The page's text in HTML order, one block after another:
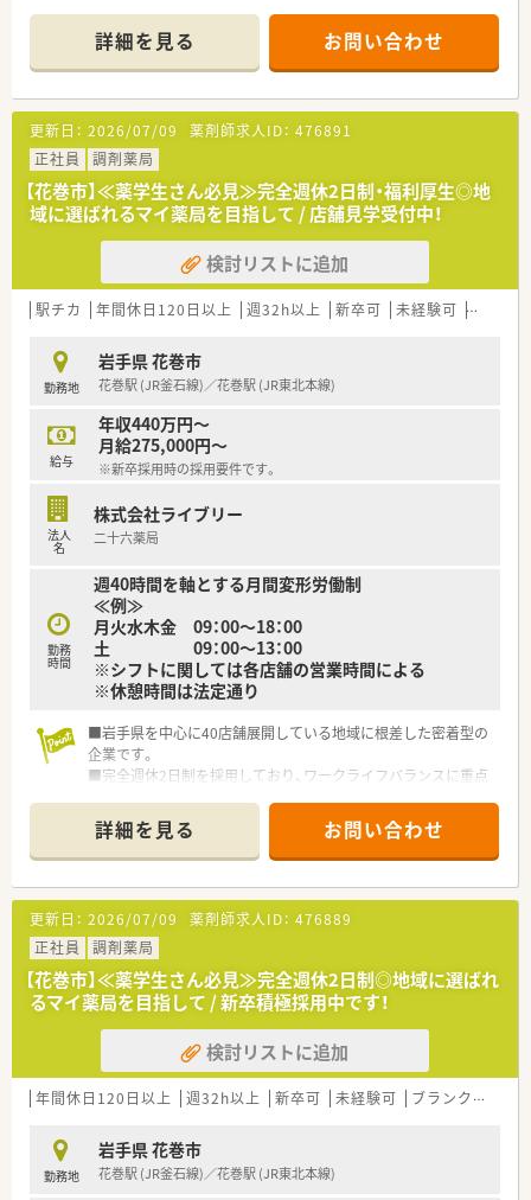
■新卒採用も積極的に行っており、若手も活躍できる環境は整っ
ております。
■教育制度は集合研修やEラーニングを活用しております。
詳細を見る お問い合わせ
更新日： 2026/07/09 薬剤師求人ID： 476891
正社員
調剤薬局
【花巻市】≪薬学生さん必見≫完全週休2日制・福利厚生◎地
域に選ばれるマイ薬局を目指して / 店舗見学受付中！
検討リストに追加
駅チカ 年間休日120日以上 週32h以上 新卒可 未経験可 ブラン
勤務地
岩手県 花巻市
花巻駅 (JR釜石線)／花巻駅 (JR東北本線)
給与
年収440万円～
月給275,000円～
※新卒採用時の採用要件です。
法人
名
株式会社ライブリー
二十六薬局
勤務
時間
週40時間を軸とする月間変形労働制
≪例≫
月火水木金 09：00～18：00
土 09：00～13：00
※シフトに関しては各店舗の営業時間による
※休憩時間は法定通り
■岩手県を中心に40店舗展開している地域に根差した密着型の
企業です。
■完全週休2日制を採用しており、ワークライフバランスに重点
■新卒採用も積極的に行っており、若手も活躍できる環境は整っ
ております。
■教育制度は集合研修やEラーニングを活用しております。
詳細を見る お問い合わせ
更新日： 2026/07/09 薬剤師求人ID： 476889
正社員
調剤薬局
【花巻市】≪薬学生さん必見≫完全週休2日制◎地域に選ばれ
るマイ薬局を目指して / 新卒積極採用中です！
検討リストに追加
年間休日120日以上 週32h以上 新卒可 未経験可 ブランク可
勤務地
岩手県 花巻市
花巻駅 (JR釜石線)／花巻駅 (JR東北本線)